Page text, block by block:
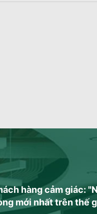
hàng cảm giác:
mới nhất trên thế